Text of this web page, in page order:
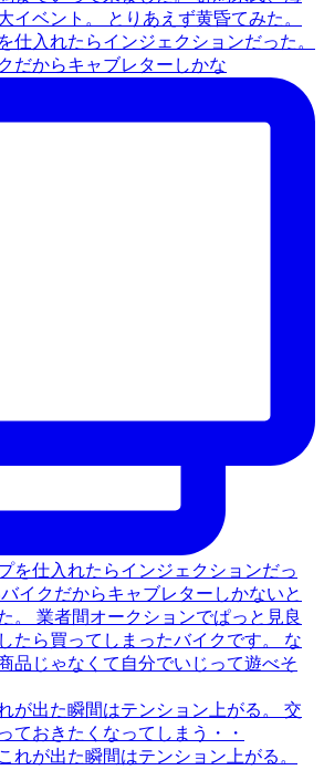
仕入れたらインジェクションだった。
だからキャブレターしかな
が出た瞬間はテンション上がる。 交
ておきたくなってしまう・・